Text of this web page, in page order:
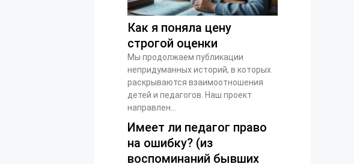
Как я поняла цену
строгой оценки
Мы продолжаем публикации
непридуманных историй, в которых
раскрываются взаимоотношения
детей и педагогов. Наш проект
направлен...
Имеет ли педагог право
на ошибку? (из
воспоминаний бывших